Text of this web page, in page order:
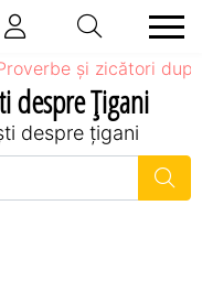
și zicători
despre Țigani
despre țigani